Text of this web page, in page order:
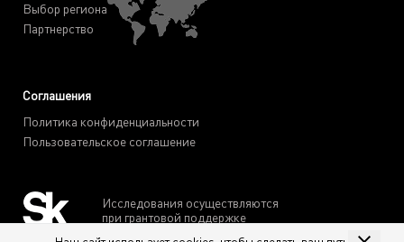
Выбор региона
Партнерство
Соглашения
Политика конфиденциальности
Пользовательское соглашение
Исследования осуществляются
при грантовой поддержке